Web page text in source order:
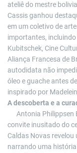
ateliê do mestre
Cassis ganhou
em um coletivo de
importantes,
Kubitschek, Cine
Aliança Francesa de
autodidata não
óleo e guache antes
inspirado por
A descoberta e a
Antonia Philippsen
convite inusitado do
Caldas Novas
narrando uma